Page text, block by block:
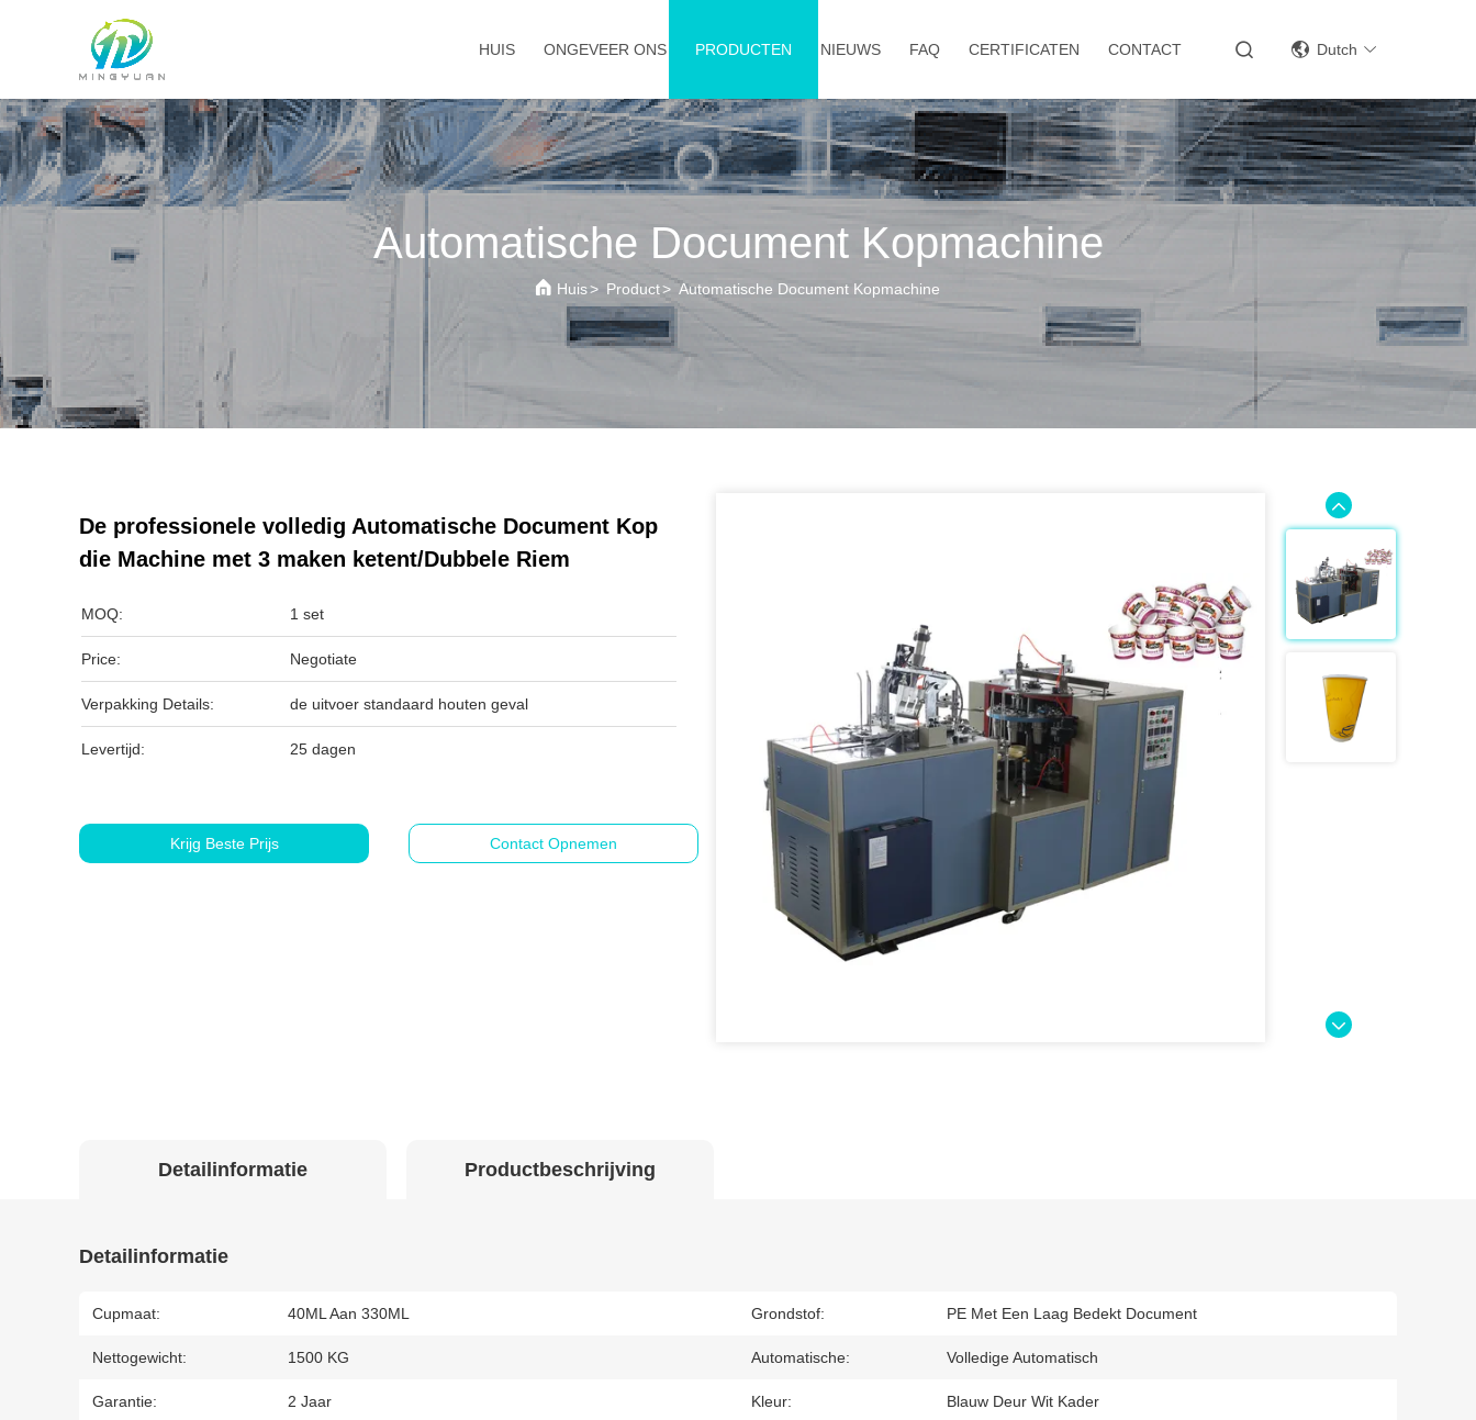
HUIS ONGEVEER ONS PRODUCTEN NIEUWS FAQ CERTIFICATEN CONTACT Dutch
Automatische Document Kopmachine
Huis> Product> Automatische Document Kopmachine
De professionele volledig Automatische Document Kop
die Machine met 3 maken ketent/Dubbele Riem
MOQ: 1 set
Price: Negotiate
Verpakking Details: de uitvoer standaard houten geval
Levertijd: 25 dagen
Krijg Beste Prijs Contact Opnemen
Detailinformatie Productbeschrijving
Detailinformatie
Cupmaat: 40ML Aan 330ML Grondstof: PE Met Een Laag Bedekt Document
Nettogewicht: 1500 KG Automatische: Volledige Automatisch
Garantie: 2 Jaar Kleur: Blauw Deur Wit Kader